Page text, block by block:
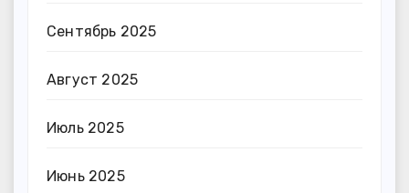
Сентябрь 2025
Август 2025
Июль 2025
Июнь 2025